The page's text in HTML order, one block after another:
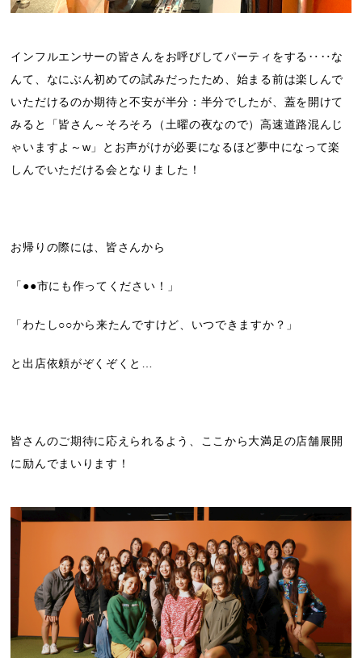
インフルエンサーの皆さんをお呼びしてパーティをする‥‥な
んて、なにぶん初めての試みだったため、始まる前は楽しんで
いただけるのか期待と不安が半分：半分でしたが、蓋を開けて
みると「皆さん～そろそろ（土曜の夜なので）高速道路混んじ
ゃいますよ～w」とお声がけが必要になるほど夢中になって楽
しんでいただける会となりました！
お帰りの際には、皆さんから
「●●市にも作ってください！」
「わたし○○から来たんですけど、いつできますか？」
と出店依頼がぞくぞくと…
皆さんのご期待に応えられるよう、ここから大満足の店舗展開
に励んでまいります！